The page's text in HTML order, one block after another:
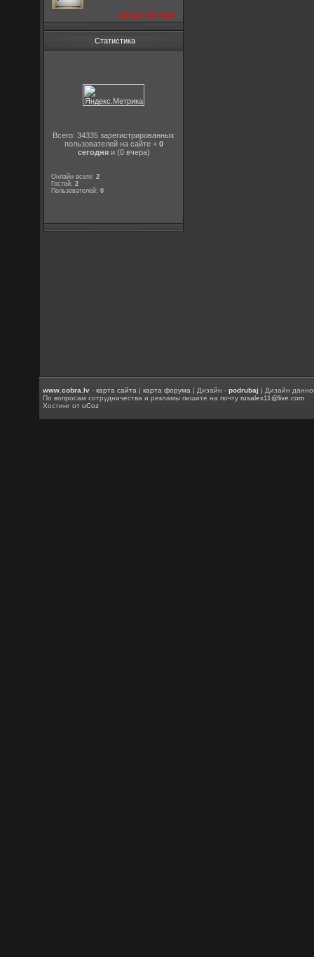
посмотреть все
Статистика
Всего: 34335 зарегистрированных
пользователей на сайте + 0
сегодняи (0 вчера)
Онлайн всего:2
Гостей:2
Пользователей:0
www.cobra.lv -карта сайта |карта форума | Дизайн -podrubaj | Дизайн
По вопросам сотрудничества и рекламы пишите на почтуrusalex11@live.com
Хостинг отuCoz